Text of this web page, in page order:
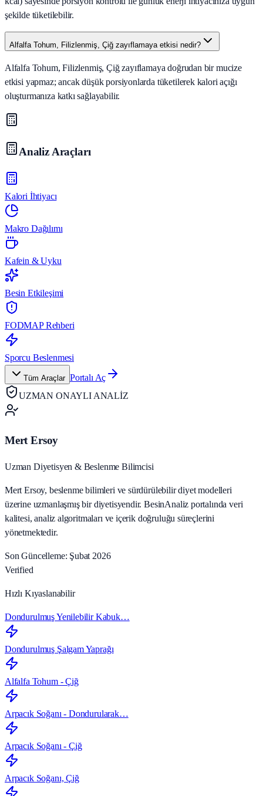
şekilde tüketilebilir.
Alfalfa Tohum, Filizlenmiş, Çiğ zayıflamaya etkisi nedir?
Alfalfa Tohum, Filizlenmiş, Çiğ zayıflamaya doğrudan bir mucize
etkisi yapmaz; ancak düşük porsiyonlarda tüketilerek kalori açığı
oluşturmanıza katkı sağlayabilir.
Analiz Araçları
Kalori İhtiyacı
Makro Dağılımı
Kafein & Uyku
Besin Etkileşimi
FODMAP Rehberi
Sporcu Beslenmesi
Tüm Araçlar Portalı Aç
UZMAN ONAYLI ANALİZ
Mert Ersoy
Uzman Diyetisyen & Beslenme Bilimcisi
Mert Ersoy, beslenme bilimleri ve sürdürülebilir diyet modelleri
üzerine uzmanlaşmış bir diyetisyendir. BesinAnaliz portalında veri
kalitesi, analiz algoritmaları ve içerik doğruluğu süreçlerini
yönetmektedir.
Son Güncelleme: Şubat 2026
Verified
Hızlı Kıyaslanabilir
Dondurulmuş Yenilebilir Kabuk…
Dondurulmuş Şalgam Yaprağı
Alfalfa Tohum - Çiğ
Arpacık Soğanı - Dondurularak…
Arpacık Soğanı - Çiğ
Arpacık Soğanı, Çiğ